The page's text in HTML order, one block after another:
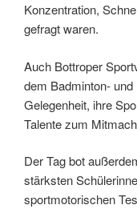
Konzentration,
gefragt waren.
Auch Bottroper
dem Badminton-
Gelegenheit, ihre
Talente zum
Der Tag bot
stärksten
sportmotorischen